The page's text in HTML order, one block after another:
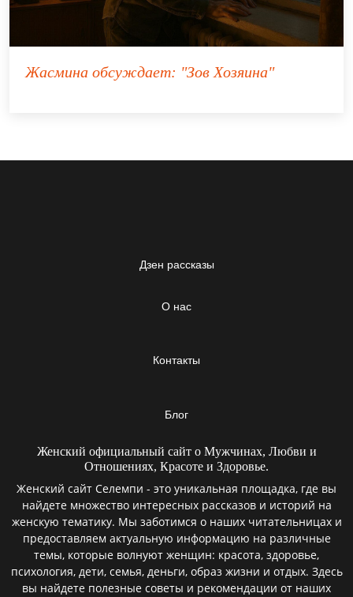
Жасмина обсуждает: "Зов Хозяина"
Дзен рассказы
О нас
Контакты
Блог
Женский официальный сайт о Мужчинах, Любви и
Отношениях, Красоте и Здоровье.
Женский сайт Селемпи - это уникальная площадка, где вы
найдете множество интересных рассказов и историй на
женскую тематику. Мы заботимся о наших читательницах и
предоставляем актуальную информацию на различные
темы, которые волнуют женщин: красота, здоровье,
психология, дети, семья, деньги, образ жизни и отдых. Здесь
вы найдете полезные советы и рекомендации от наших